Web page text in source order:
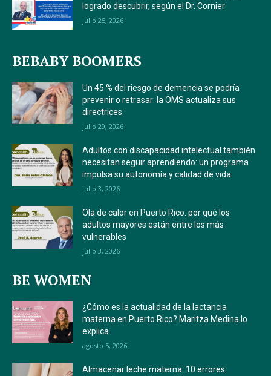
logrado descubrir, según el Dr. Cornier
julio 25, 2026
BEBABY BOOMERS
Un 45 % del riesgo de demencia se podría
prevenir o retrasar: la OMS actualiza sus
directrices
julio 29, 2026
Adultos con discapacidad intelectual también
necesitan seguir aprendiendo: un programa
impulsa su autonomía y calidad de vida
julio 3, 2026
Ola de calor en Puerto Rico: por qué los
adultos mayores están entre los más
vulnerables
julio 3, 2026
BE WOMEN
¿Cómo es la actualidad de la lactancia
materna en Puerto Rico? Maritza Medina lo
explica
agosto 5, 2026
Almacenar leche materna: 10 errores